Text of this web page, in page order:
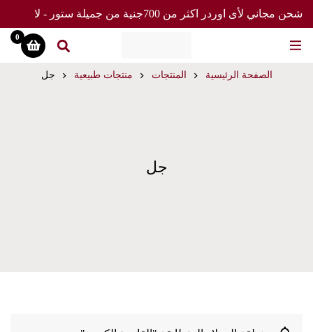
شحن مجاني لأى اوردر اكثر من 700جنية من جميلة ستور - لا
تفوت العرض
0
الصفحة الرئيسية المنتجات منتجات طبيعية جل
جل